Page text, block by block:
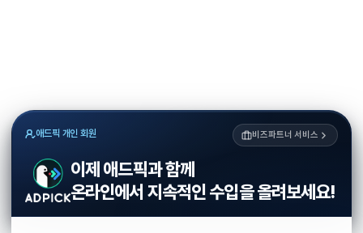
애드픽 개인 회원 비즈파트너 서비스
이제 애드픽과 함께
온라인에서 지속적인 수입을 올려보세요!